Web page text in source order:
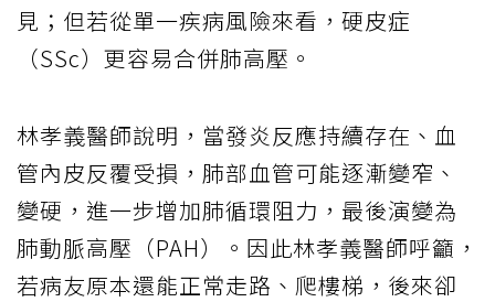
見；但若從單一疾病風險來看，硬皮症
（SSc）更容易合併肺高壓。
林孝義醫師說明，當發炎反應持續存在、血
管內皮反覆受損，肺部血管可能逐漸變窄、
變硬，進一步增加肺循環阻力，最後演變為
肺動脈高壓（PAH）。因此林孝義醫師呼籲，
若病友原本還能正常走路、爬樓梯，後來卻